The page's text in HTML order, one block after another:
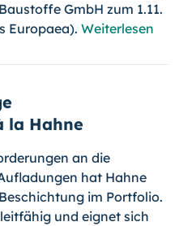
GmbH zum 1.11.
Europaea). Weiterlesen
la Hahne
an die
hat Hahne
im Portfolio.
und eignet sich